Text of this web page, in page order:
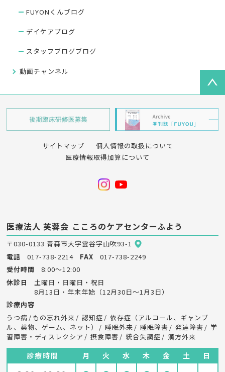
FUYONくんブログ
デイケアブログ
スタッフブログブログ
動画チャンネル
サイトマップ
個人情報の取扱について
医療情報取得加算について
医療法人 芙蓉会 こころのケアセンターふよう
〒030-0133 青森市大字雲谷字山吹93-1
電話
017-738-2214 FAX
017-738-2249
受付時間
8:00～12:00
休診日
土曜日・日曜日・祝日
8月13日・年末年始（12月30日～1月3日）
診療内容
うつ病
もの忘れ外来 認知症
依存症（アルコール、ギャンブ
ル、薬物、ゲーム、ネット）
睡眠外来 睡眠障害 発達障害
学
習障害・ディスレクシア
摂食障害 統合失調症 漢方外来
診療時間 月 火 水 木 金 土
日